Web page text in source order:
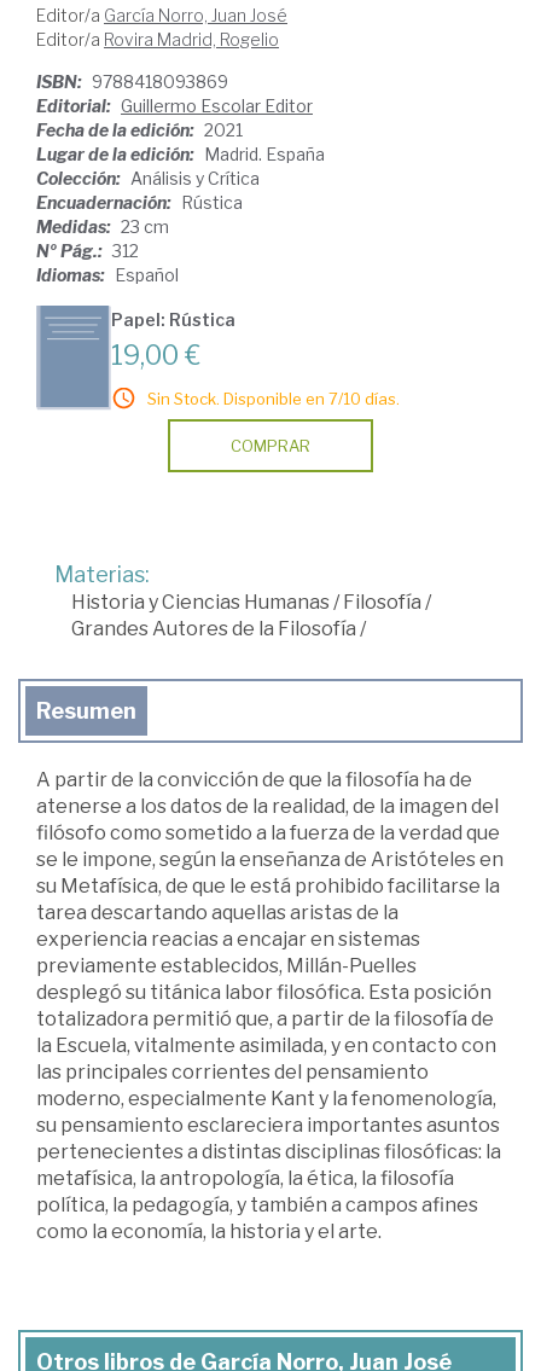
Editor/a García Norro, Juan José
Editor/a Rovira Madrid, Rogelio
ISBN: 9788418093869
Editorial: Guillermo Escolar Editor
Fecha de la edición: 2021
Lugar de la edición: Madrid. España
Colección: Análisis y Crítica
Encuadernación: Rústica
Medidas: 23 cm
Nº Pág.: 312
Idiomas: Español
Papel: Rústica
19,00 €
Sin Stock. Disponible en 7/10 días.
COMPRAR
Materias:
Historia y Ciencias Humanas /Filosofía /
Grandes Autores de la Filosofía /
Resumen
A partir de la convicción de que la filosofía ha de
atenerse a los datos de la realidad, de la imagen del
filósofo como sometido a la fuerza de la verdad que
se le impone, según la enseñanza de Aristóteles en
su Metafísica, de que le está prohibido facilitarse la
tarea descartando aquellas aristas de la
experiencia reacias a encajar en sistemas
previamente establecidos, Millán-Puelles
desplegó su titánica labor filosófica. Esta posición
totalizadora permitió que, a partir de la filosofía de
la Escuela, vitalmente asimilada, y en contacto con
las principales corrientes del pensamiento
moderno, especialmente Kant y la fenomenología,
su pensamiento esclareciera importantes asuntos
pertenecientes a distintas disciplinas filosóficas: la
metafísica, la antropología, la ética, la filosofía
política, la pedagogía, y también a campos afines
como la economía, la historia y el arte.
Otros libros de García Norro, Juan José